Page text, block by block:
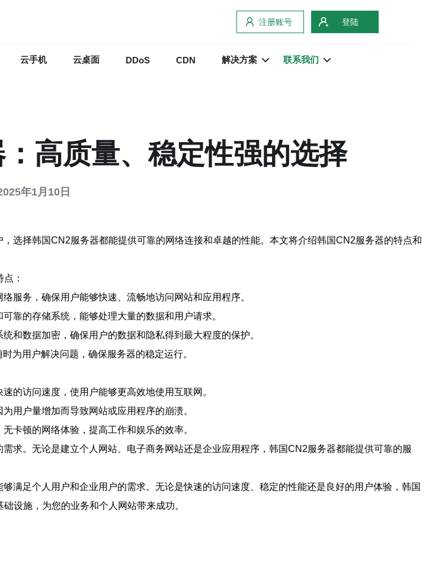
注册账号 登陆
云手机 云桌面 DDoS CDN 解决方案 联系我们
高质量、稳定性强的选择
年1月10日
选择韩国CN2服务器都能提供可靠的网络连接和卓越的性能。本文将介绍韩国CN2服务器的特点和
：
服务，确保用户能够快速、流畅地访问网站和应用程序。
靠的存储系统，能够处理大量的数据和用户请求。
和数据加密，确保用户的数据和隐私得到最大程度的保护。
为用户解决问题，确保服务器的稳定运行。
的访问速度，使用户能够更高效地使用互联网。
用户量增加而导致网站或应用程序的崩溃。
卡顿的网络体验，提高工作和娱乐的效率。
求。无论是建立个人网站、电子商务网站还是企业应用程序，韩国CN2服务器都能提供可靠的服
满足个人用户和企业用户的需求。无论是快速的访问速度、稳定的性能还是良好的用户体验，韩国
设施，为您的业务和个人网站带来成功。